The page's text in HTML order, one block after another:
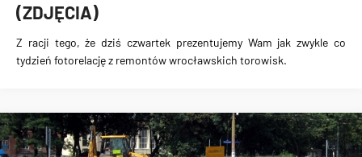
(ZDJĘCIA)
Z racji tego, że dziś czwartek prezentujemy Wam jak zwykle co
tydzień fotorelację z remontów wrocławskich torowisk.